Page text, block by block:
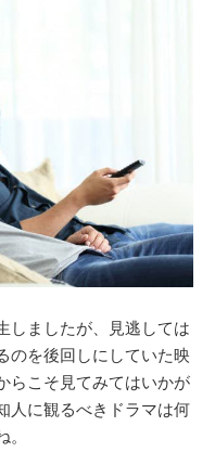
しましたが、見逃しては
のを後回しにしていた映
らこそ見てみてはいかが
人に観るべきドラマは何